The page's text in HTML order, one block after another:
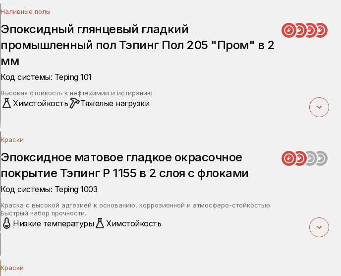
Наливные полы
Эпоксидный глянцевый гладкий
промышленный пол Тэпинг Пол 205 "Пром" в 2
мм
Код системы: Teping 101
Высокая стойкость к нефтехимии и истиранию
Химстойкость Тяжелые нагрузки
Краски
Эпоксидное матовое гладкое окрасочное
покрытие Тэпинг Р 1155 в 2 слоя с флоками
Код системы: Teping 1003
Краска с высокой адгезией к основанию, коррозионной и атмосферо-стойкостью.
Быстрый набор прочности.
Низкие температуры Химстойкость
Краски